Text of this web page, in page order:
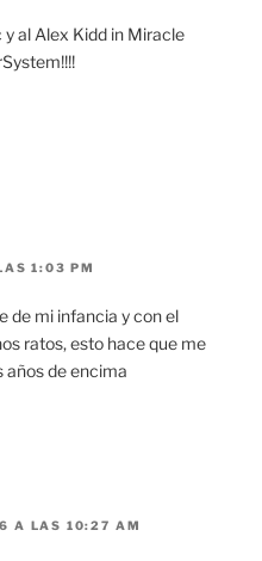
y al Alex Kidd in Miracle
1:03 PM
de mi infancia y con el
ratos, esto hace que me
años de encima
A LAS 10:27 AM